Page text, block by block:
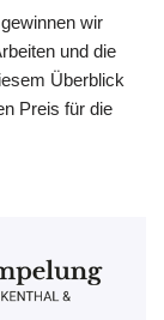
wir
und die
Überblick
Preis für die